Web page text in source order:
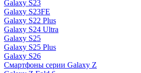
Galaxy S23
Galaxy S23FE
Galaxy S22 Plus
Galaxy S24 Ultra
Galaxy S25
Galaxy S25 Plus
Galaxy S26
Смартфоны серии Galaxy Z